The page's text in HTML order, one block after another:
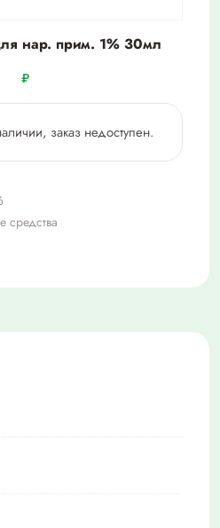
нар. прим. 1% 30мл
₽
заказ недоступен.
средства